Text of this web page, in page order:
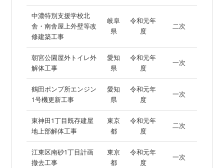
中濃特別支援学校北
舎・南舎屋上外壁等改
修建築工事
岐阜
県
令和元年
度
二次
朝宮公園屋外トイレ外
解体工事
愛知
県
令和元年
度
一次
鶴田ポンプ所エンジン
1号機更新工事
愛知
県
令和元年
度
一次
東神田1丁目既存建屋
地上部解体工事
東京
都
令和元年
度
二次
江東区南砂1丁目計画
撤去工事
東京
都
令和元年
度
一次